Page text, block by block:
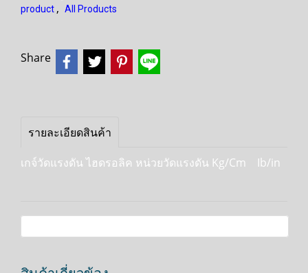
product , All Products
Share
รายละเอียดสินค้า
เกจ์วัดแรงดัน ไฮดรอลิค หน่วยวัดแรงดัน Kg/Cm Ib/in